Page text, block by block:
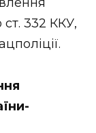
332 ККУ,